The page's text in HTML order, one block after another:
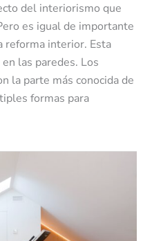
del interiorismo que
es igual de importante
reforma interior. Esta
las paredes. Los
la parte más conocida de
formas para